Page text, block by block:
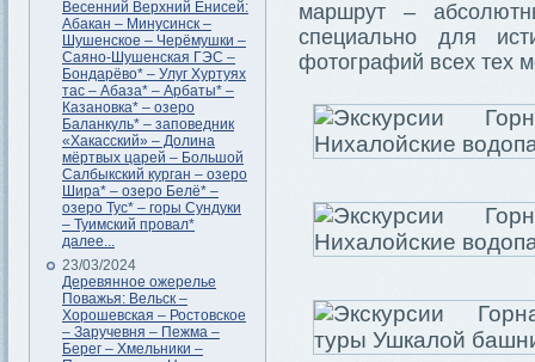
Весенний Верхний Енисей:
Абакан – Минусинск –
Шушенское – Черёмушки –
Саяно-Шушенская ГЭС –
Бондарёво* – Улуг Хуртуях
тас – Абаза* – Арбаты* –
Казановка* – озеро
Баланкуль* – заповедник
«Хакасский» – Долина
мёртвых царей – Большой
Салбыкский курган – озеро
Шира* – озеро Белё* –
озеро Тус* – горы Сундуки
– Туимский провал*
далее...
23/03/2024
Деревянное ожерелье
Поважья: Вельск –
Хорошевская – Ростовское
– Заручевня – Пежма –
Берег – Хмельники –
маршрут –
специально для
фотографий всех тех